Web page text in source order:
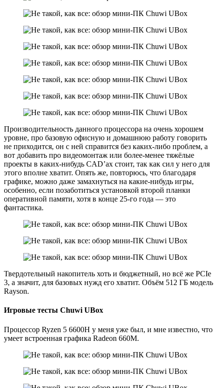
Производительность данного процессора на очень хорошем
уровне, про базовую офисную и домашнюю работу говорить
не приходится, он с ней справится без каких-либо проблем, а
вот добавить про видеомонтаж или более-менее тяжёлые
проекты в каких-нибудь CAD’ах стоит, так как сил у него для
этого вполне хватит. Опять же, повторюсь, что благодаря
графике, можно даже замахнуться на какие-нибудь игры,
особенно, если позаботиться установкой второй планки
оперативной памяти, хотя в конце 25-го года — это
фантастика.
Твердотельный накопитель хоть и бюджетный, но всё же PCIe
3, а значит, для базовых нужд его хватит. Объём 512 ГБ модель
Rayson.
Игровые тесты Chuwi UBox
Процессор Ryzen 5 6600H у меня уже был, и мне известно, что
умеет встроенная графика Radeon 660M.